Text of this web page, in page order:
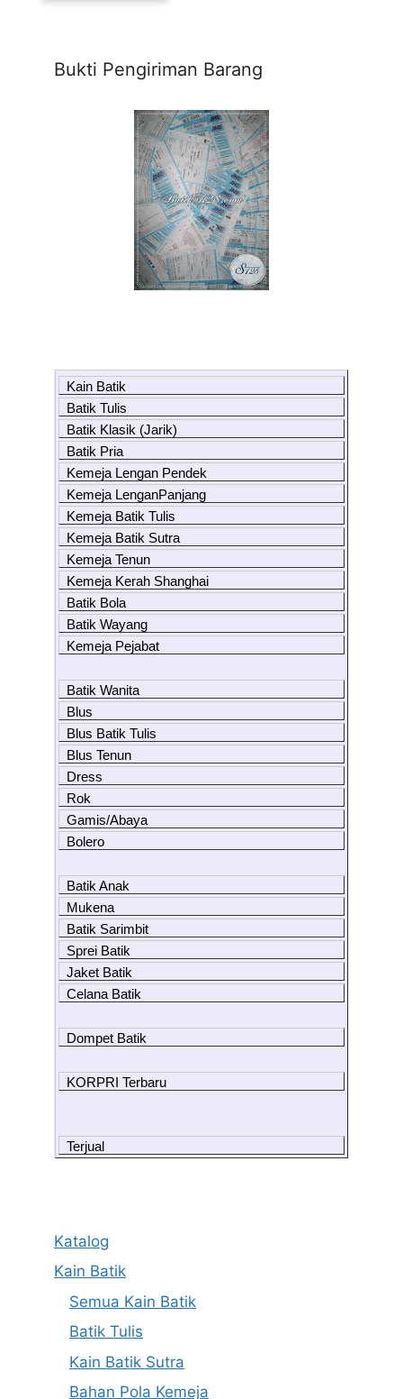
Bukti Pengiriman Barang
Kain Batik
Batik Tulis
Batik Klasik (Jarik)
Batik Pria
Kemeja Lengan Pendek
Kemeja LenganPanjang
Kemeja Batik Tulis
Kemeja Batik Sutra
Kemeja Tenun
Kemeja Kerah Shanghai
Batik Bola
Batik Wayang
Kemeja Pejabat
Batik Wanita
Blus
Blus Batik Tulis
Blus Tenun
Dress
Rok
Gamis/Abaya
Bolero
Batik Anak
Mukena
Batik Sarimbit
Sprei Batik
Jaket Batik
Celana Batik
Dompet Batik
KORPRI Terbaru
Terjual
Katalog
Kain Batik
Semua Kain Batik
Batik Tulis
Kain Batik Sutra
Bahan Pola Kemeja